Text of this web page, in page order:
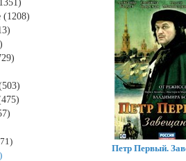
Петр Первый.
(1208)